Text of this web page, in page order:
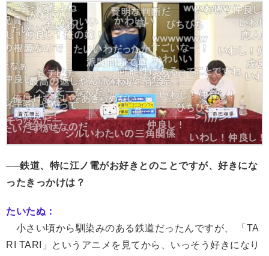
──鉄道、特に江ノ電がお好きとのことですが、好きにな
ったきっかけは？
たいたぬ：
小さい頃から馴染みのある鉄道だったんですが、 「TA
RI TARI」というアニメを見てから、いっそう好きになり